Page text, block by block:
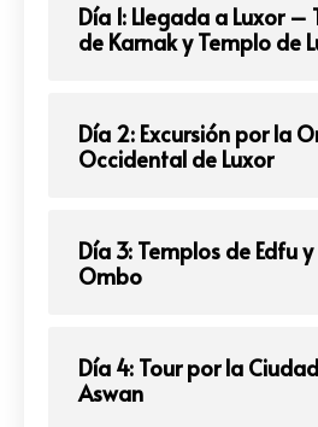
Día 1: Llegada a Luxor –
de Karnak y Templo de
Día 2: Excursión por la
Occidental de Luxor
Día 3: Templos de Edfu
Ombo
Día 4: Tour por la
Aswan